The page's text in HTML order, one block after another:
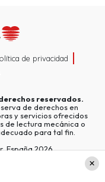
de privacidad
reservados.
de derechos en
y servicios ofrecidos
de lectura mecánica o
para tal fin.
España 2026.